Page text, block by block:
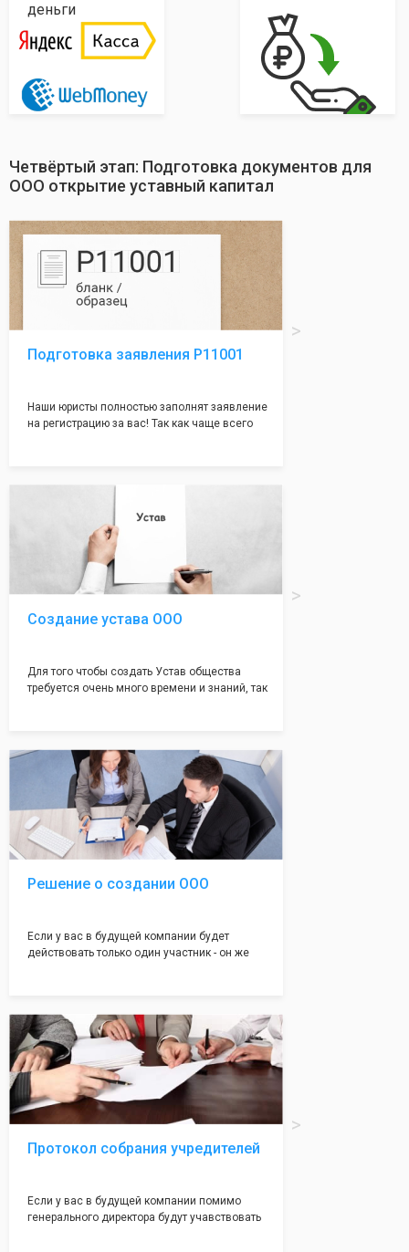
деньги
Четвёртый этап: Подготовка документов для
ООО открытие уставный капитал
Подготовка заявления Р11001
Наши юристы полностью заполнят заявление
на регистрацию за вас! Так как чаще всего
большая часть отказов - наши юристы с
оформление самого сложного документа на
себя! Многолетний опыт работы наших
юристов позволяет оформлять заявление без
ошибок, тем самым гарантируя вам
успешную регистрацию в налоговой
Создание устава ООО
Для того чтобы создать Устав общества
требуется очень много времени и знаний, так
Наша компания предоставит вам свой
уникальный Устав Общества, который
подойдет для любой компании. Устав,
сделанный нашими профессиональными
юристами, успешно проходит регистрацию в
налоговой инспекции!
Решение о создании ООО
Если у вас в будущей компании будет
действовать только один участник - он же
грамотно составят данное заявление, а Вам
нужно будет только поставить подпись на
нём!
Протокол собрания учредителей
Если у вас в будущей компании помимо
генерального директора будут учавствовать